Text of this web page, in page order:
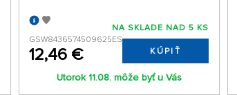
GSW8436574509625ES
12,46 €
NA SKLADE NAD 5 KS
KÚPIŤ
Utorok 11.08. môže byť u Vás